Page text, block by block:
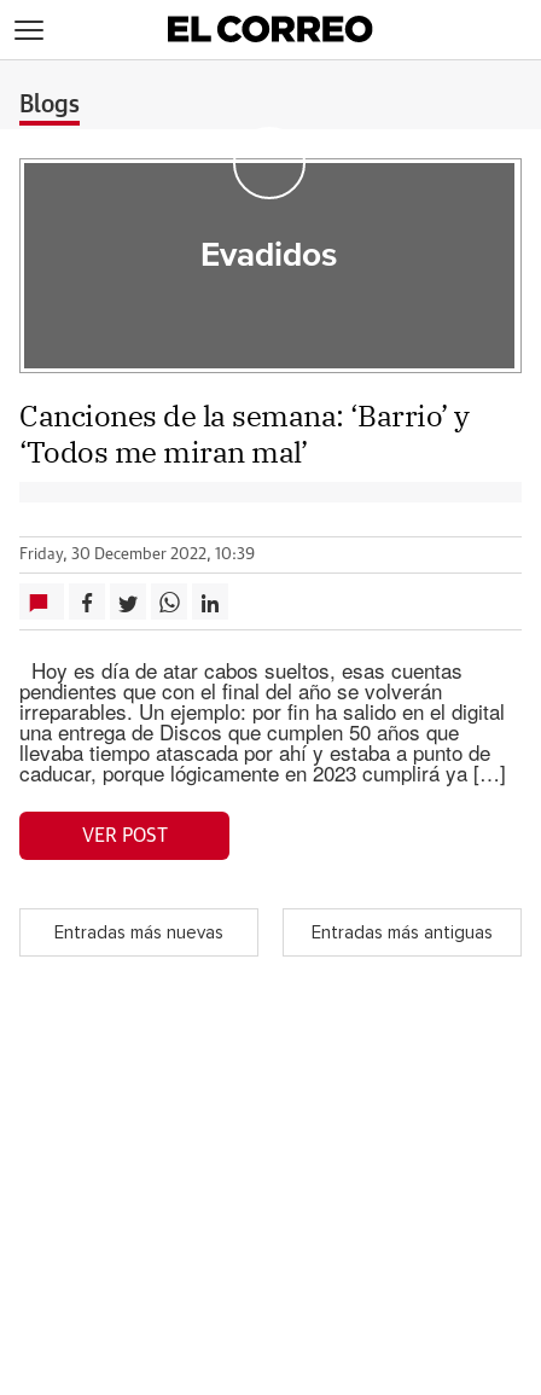
Blogs
Evadidos
Canciones de la semana: ‘Barrio’ y
‘Todos me miran mal’
Friday, 30 December 2022, 10:39
Hoy es día de atar cabos sueltos, esas cuentas
pendientes que con el final del año se volverán
irreparables. Un ejemplo: por fin ha salido en el digital
una entrega de Discos que cumplen 50 años que
llevaba tiempo atascada por ahí y estaba a punto de
caducar, porque lógicamente en 2023 cumplirá ya […]
VER POST
Entradas más nuevas Entradas más antiguas